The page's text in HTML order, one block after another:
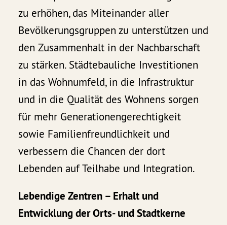
zu erhöhen, das Miteinander aller
Bevölkerungsgruppen zu unterstützen und
den Zusammenhalt in der Nachbarschaft
zu stärken. Städtebauliche Investitionen
in das Wohnumfeld, in die Infrastruktur
und in die Qualität des Wohnens sorgen
für mehr Generationengerechtigkeit
sowie Familienfreundlichkeit und
verbessern die Chancen der dort
Lebenden auf Teilhabe und Integration.
Lebendige Zentren – Erhalt und
Entwicklung der Orts- und Stadtkerne